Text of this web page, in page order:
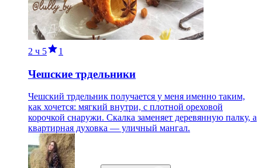
2 ч 5 1
Чешские трдельники
Чешский трдельник получается у меня именно таким,
как хочется: мягкий внутри, с плотной ореховой
корочкой снаружи. Скалка заменяет деревянную палку, а
квартирная духовка — уличный мангал.